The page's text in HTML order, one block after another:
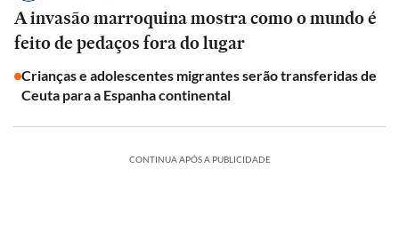
A invasão marroquina mostra como o mundo é
feito de pedaços fora do lugar
Crianças e adolescentes migrantes serão transferidas de
Ceuta para a Espanha continental
CONTINUA APÓS A PUBLICIDADE